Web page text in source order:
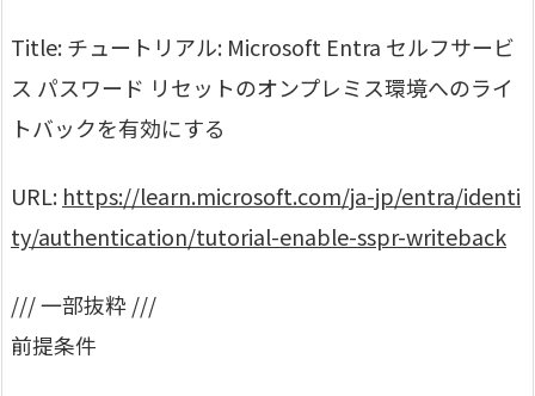
Title: チュートリアル: Microsoft Entra セルフサービ
ス パスワード リセットのオンプレミス環境へのライ
トバックを有効にする
URL: https://learn.microsoft.com/ja-jp/entra/identi
ty/authentication/tutorial-enable-sspr-writeback
/// 一部抜粋 ///
前提条件